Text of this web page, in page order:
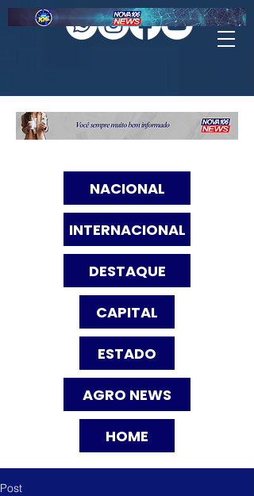
NACIONAL
INTERNACIONAL
DESTAQUE
CAPITAL
ESTADO
AGRO NEWS
HOME
Post